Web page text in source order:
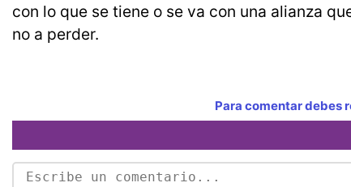
con lo que se tiene o se va con una alianza
no a perder.
Para comentar debes